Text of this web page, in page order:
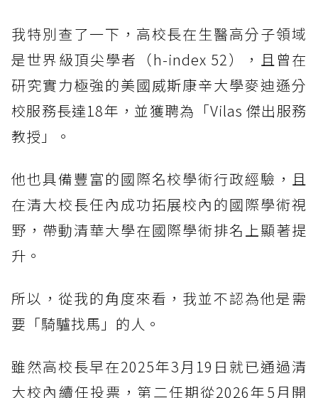
我特別查了一下，高校長在生醫高分子領域
是世界級頂尖學者（h-index 52），且曾在
研究實力極強的美國威斯康辛大學麥迪遜分
校服務長達18年，並獲聘為「Vilas 傑出服務
教授」。
他也具備豐富的國際名校學術行政經驗，且
在清大校長任內成功拓展校內的國際學術視
野，帶動清華大學在國際學術排名上顯著提
升。
所以，從我的角度來看，我並不認為他是需
要「騎驢找馬」的人。
雖然高校長早在2025年3月19日就已通過清
大校內續任投票，第二任期從2026年5月開